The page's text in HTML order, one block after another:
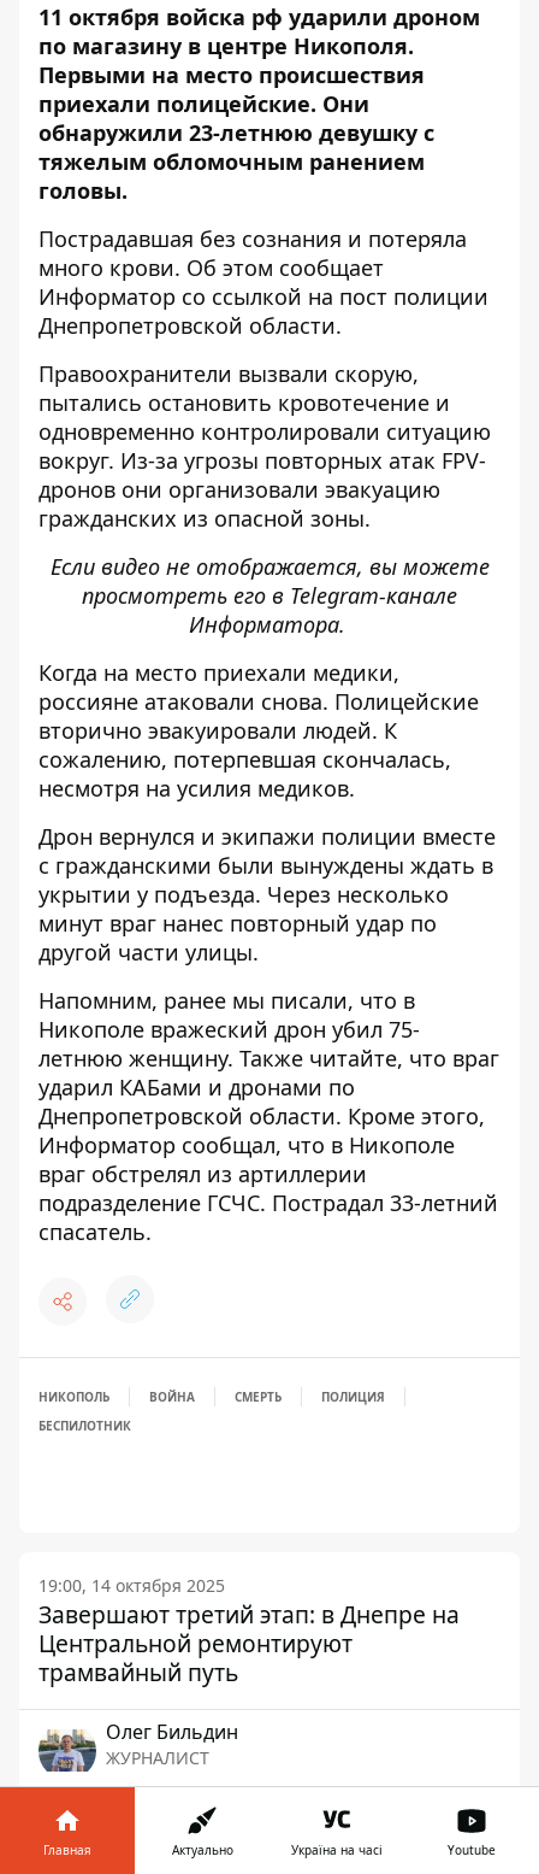
11 октября войска рф ударили дроном
по магазину в центре Никополя.
Первыми на место происшествия
приехали полицейские. Они
обнаружили 23-летнюю девушку с
тяжелым обломочным ранением
головы.
Пострадавшая без сознания и потеряла
много крови. Об этом сообщает
Информатор со ссылкой на пост полиции
Днепропетровской области.
Правоохранители вызвали скорую,
пытались остановить кровотечение и
одновременно контролировали ситуацию
вокруг. Из-за угрозы повторных атак FPV-
дронов они организовали эвакуацию
гражданских из опасной зоны.
Если видео не отображается, вы можете
просмотреть его в Telegram-канале
Информатора.
Когда на место приехали медики,
россияне атаковали снова. Полицейские
вторично эвакуировали людей. К
сожалению, потерпевшая скончалась,
несмотря на усилия медиков.
Дрон вернулся и экипажи полиции вместе
с гражданскими были вынуждены ждать в
укрытии у подъезда. Через несколько
минут враг нанес повторный удар по
другой части улицы.
Напомним, ранее мы писали, что в
Никополе вражеский дрон убил 75-
летнюю женщину. Также читайте, что враг
ударил КАБами и дронами по
Днепропетровской области. Кроме этого,
Информатор сообщал, что в Никополе
враг обстрелял из артиллерии
подразделение ГСЧС. Пострадал 33-летний
спасатель.
НИКОПОЛЬ ВОЙНА СМЕРТЬ
ПОЛИЦИЯ
БЕСПИЛОТНИК
19:00, 14 октября 2025
Завершают третий этап: в Днепре на
Центральной ремонтируют
трамвайный путь
Олег Бильдин
ЖУРНАЛИСТ
Главная Актуально Україна на часі Youtube